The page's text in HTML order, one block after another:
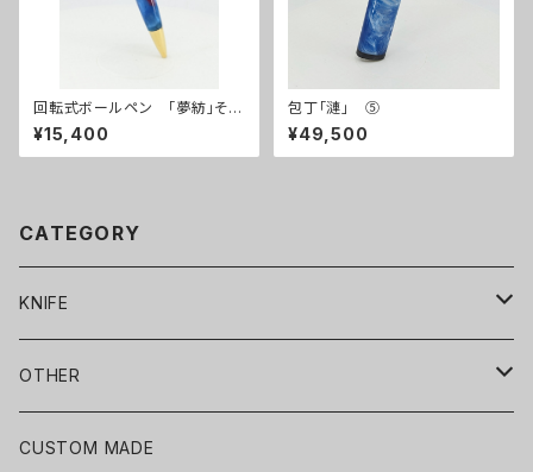
回転式ボールペン 「夢紡」その
10
¥15,400
包丁「漣」 ⑤
¥49,500
CATEGORY
KNIFE
包丁
OTHER
ACCESSORY
CUSTOM MADE